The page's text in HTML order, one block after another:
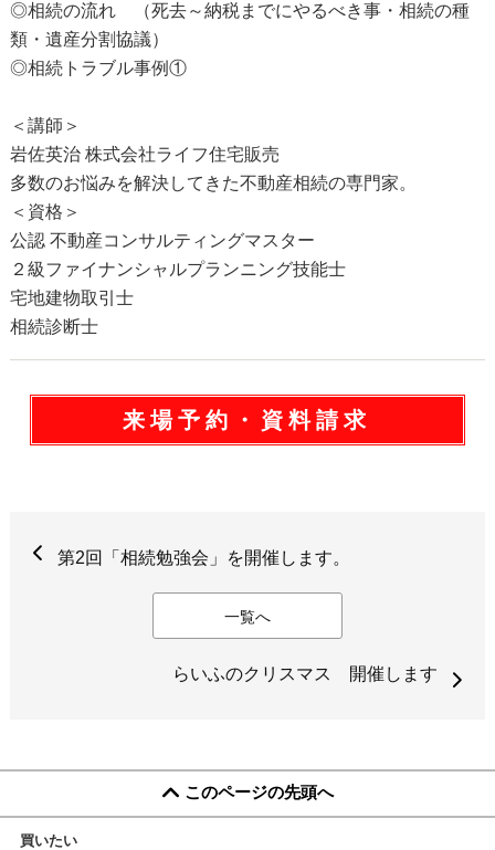
◎相続の流れ （死去～納税までにやるべき事・相続の種
類・遺産分割協議）
◎相続トラブル事例①
＜講師＞
岩佐英治 株式会社ライフ住宅販売
多数のお悩みを解決してきた不動産相続の専門家。
＜資格＞
公認 不動産コンサルティングマスター
２級ファイナンシャルプランニング技能士
宅地建物取引士
相続診断士
来場予約・資料請求
第2回「相続勉強会」を開催します。
一覧へ
らいふのクリスマス 開催します
このページの先頭へ
買いたい